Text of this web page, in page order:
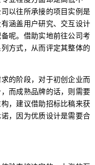
以往所承接的项目实例是
涵盖用户研究、交互设计
呢。借助实地前往公司考
方式，从而评定其整体的
的阶段，对于初创企业而
而成熟品牌的话，则需要
，建议借助招标比稿来获
，因为优质设计是需要合